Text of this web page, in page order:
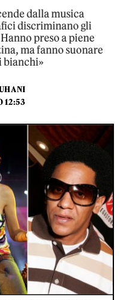
dalla musica
discriminano gli
preso a piene
ma fanno suonare
bianchi»
12:53